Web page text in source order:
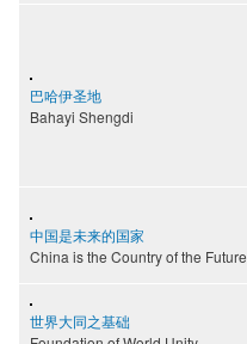
巴哈伊圣地
Bahayi Shengdi
中国是未来的国家
China is the Country of the Future
世界大同之基础